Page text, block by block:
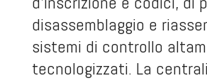
disassemblaggio e
sistemi di controllo
tecnologizzati. La